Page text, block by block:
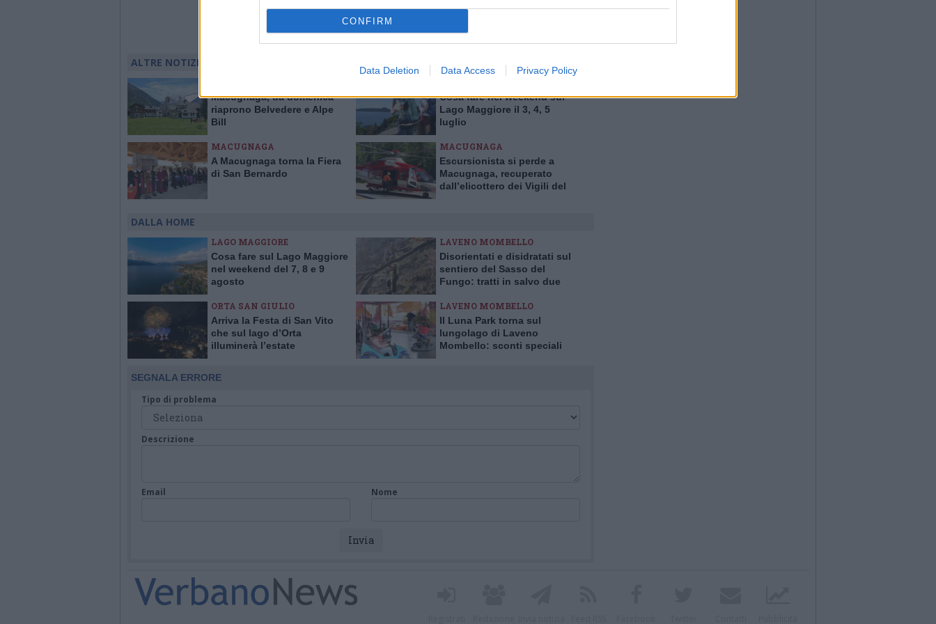
CONFIRM
Data Deletion Data Access Privacy Policy
Pubblicato il 13 Giugno 2026
ALTRE NOTIZIE DI MACUGNAGA
Macugnaga, da domenica
riaprono Belvedere e Alpe
Bill
Cosa fare nel weekend sul
Lago Maggiore il 3, 4, 5
luglio
MACUGNAGA
A Macugnaga torna la Fiera
di San Bernardo
MACUGNAGA
Escursionista si perde a
Macugnaga, recuperato
dall’elicottero dei Vigili del
DALLA HOME
LAGO MAGGIORE
Cosa fare sul Lago Maggiore
nel weekend del 7, 8 e 9
agosto
LAVENO MOMBELLO
Disorientati e disidratati sul
sentiero del Sasso del
Fungo: tratti in salvo due
ORTA SAN GIULIO
Arriva la Festa di San Vito
che sul lago d’Orta
illuminerà l’estate
LAVENO MOMBELLO
Il Luna Park torna sul
lungolago di Laveno
Mombello: sconti speciali
SEGNALA ERRORE
Tipo di problema
Descrizione
Email Nome